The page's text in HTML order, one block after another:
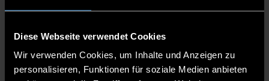
Diese Webseite verwendet Cookies
Wir verwenden Cookies, um Inhalte und Anzeigen zu
personalisieren, Funktionen für soziale Medien anbieten
Schuljahr.
Gemeinsam mit der Hans Lindner Stiftung, die seit einiger
Zeit eine Lehrerfortbildung zu Bildung für Nachhaltige
Entwicklung anbietet, dem Technologie Campus Freyung